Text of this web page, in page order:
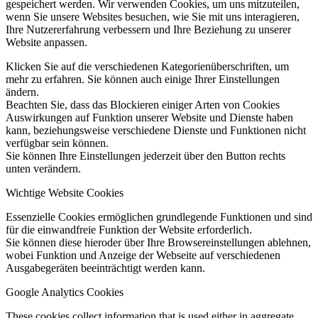
gespeichert werden. Wir verwenden Cookies, um uns mitzuteilen,
wenn Sie unsere Websites besuchen, wie Sie mit uns interagieren,
Ihre Nutzererfahrung verbessern und Ihre Beziehung zu unserer
Website anpassen.
Klicken Sie auf die verschiedenen Kategorienüberschriften, um
mehr zu erfahren. Sie können auch einige Ihrer Einstellungen
ändern.
Beachten Sie, dass das Blockieren einiger Arten von Cookies
Auswirkungen auf Funktion unserer Website und Dienste haben
kann, beziehungsweise verschiedene Dienste und Funktionen nicht
verfügbar sein können.
Sie können Ihre Einstellungen jederzeit über den Button rechts
unten verändern.
Wichtige Website Cookies
Essenzielle Cookies ermöglichen grundlegende Funktionen und sind
für die einwandfreie Funktion der Website erforderlich.
Sie können diese hieroder über Ihre Browsereinstellungen ablehnen,
wobei Funktion und Anzeige der Webseite auf verschiedenen
Ausgabegeräten beeinträchtigt werden kann.
Google Analytics Cookies